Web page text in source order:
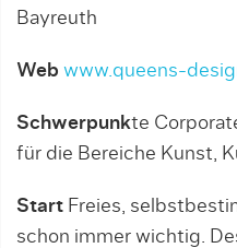
Bayreuth
Web www.queens-
Schwerpunkte
für die Bereiche Kunst,
Start Freies,
schon immer wichtig.